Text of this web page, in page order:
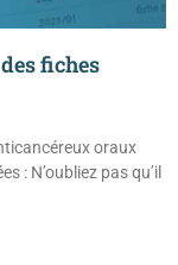
fiches
oraux
: N’oubliez pas qu’il